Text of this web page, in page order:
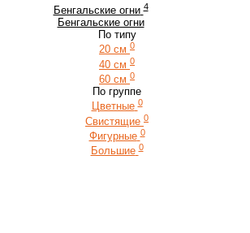
Бенгальские огни 4
Бенгальские огни
По типу
20 см 0
40 см 0
60 см 0
По группе
Цветные 0
Свистящие 0
Фигурные 0
Большие 0